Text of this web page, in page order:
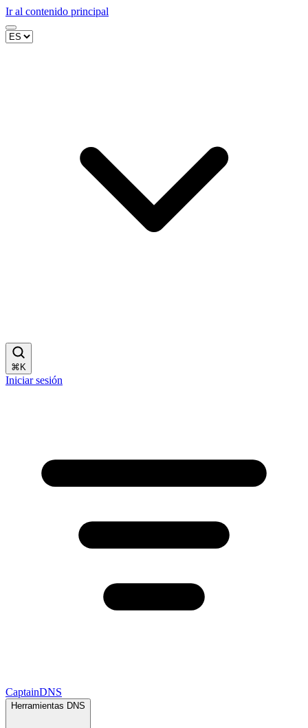
Ir al contenido principal
⌘ K
Iniciar sesión
CaptainDNS
Herramientas DNS